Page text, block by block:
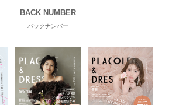
BACK NUMBER
バックナンバー